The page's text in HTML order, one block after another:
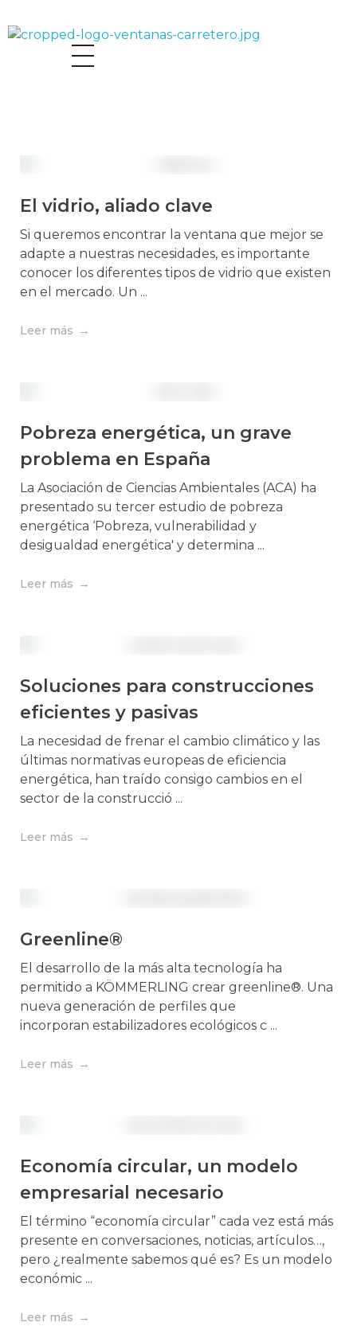
El vidrio, aliado clave
Si queremos encontrar la ventana que mejor se
adapte a nuestras necesidades, es importante
conocer los diferentes tipos de vidrio que existen
en el mercado. Un ...
Leer más
Pobreza energética, un grave
problema en España
La Asociación de Ciencias Ambientales (ACA) ha
presentado su tercer estudio de pobreza
energética ‘Pobreza, vulnerabilidad y
desigualdad energética' y determina ...
Leer más
Soluciones para construcciones
eficientes y pasivas
La necesidad de frenar el cambio climático y las
últimas normativas europeas de eficiencia
energética, han traído consigo cambios en el
sector de la construcció ...
Leer más
Greenline®
El desarrollo de la más alta tecnología ha
permitido a KÖMMERLING crear greenline®. Una
nueva generación de perfiles que
incorporan estabilizadores ecológicos c ...
Leer más
Economía circular, un modelo
empresarial necesario
El término “economía circular” cada vez está más
presente en conversaciones, noticias, artículos…,
pero ¿realmente sabemos qué es? Es un modelo
económic ...
Leer más